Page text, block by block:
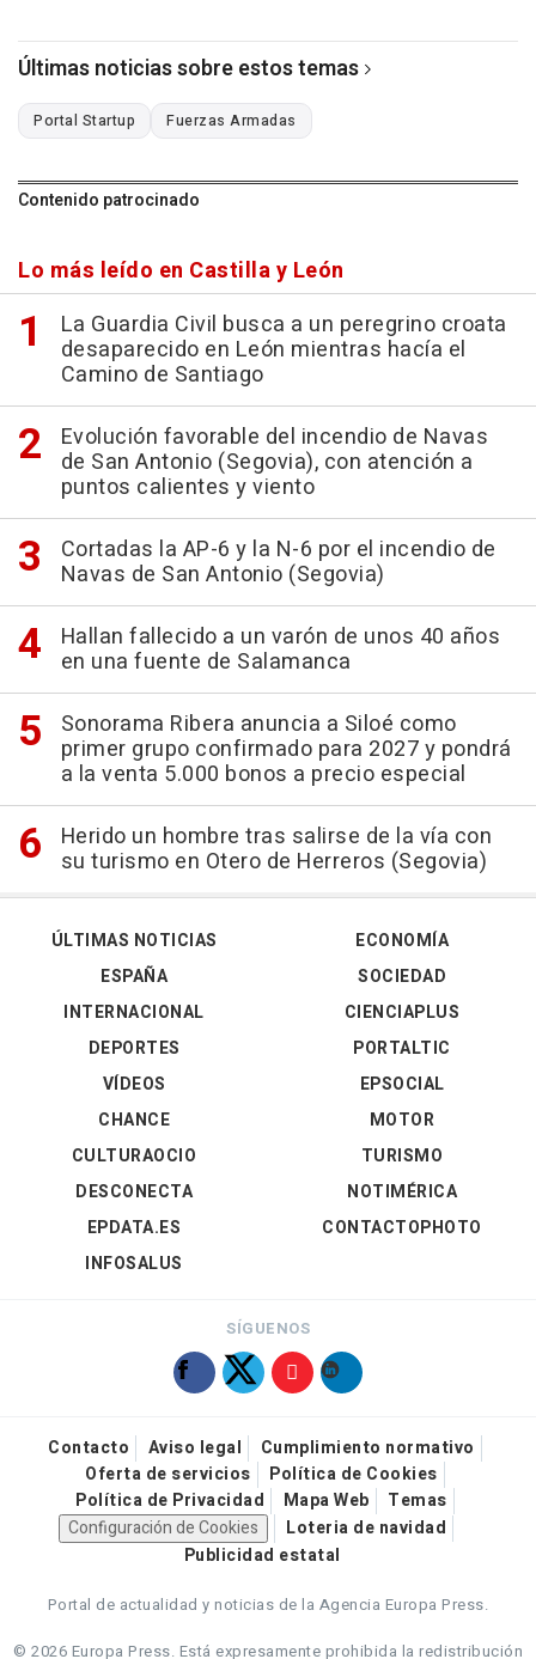
Últimas noticias sobre estos temas
Portal Startup Fuerzas Armadas
Contenido patrocinado
Lo más leído en Castilla y León
La Guardia Civil busca a un peregrino croata
desaparecido en León mientras hacía el
Camino de Santiago
Evolución favorable del incendio de Navas
de San Antonio (Segovia), con atención a
puntos calientes y viento
Cortadas la AP-6 y la N-6 por el incendio de
Navas de San Antonio (Segovia)
Hallan fallecido a un varón de unos 40 años
en una fuente de Salamanca
Sonorama Ribera anuncia a Siloé como
primer grupo confirmado para 2027 y pondrá
a la venta 5.000 bonos a precio especial
Herido un hombre tras salirse de la vía con
su turismo en Otero de Herreros (Segovia)
ÚLTIMAS NOTICIAS
ESPAÑA
INTERNACIONAL
DEPORTES
VÍDEOS
ECONOMÍA
SOCIEDAD
CIENCIAPLUS
PORTALTIC
EPSOCIAL
CHANCE
CULTURAOCIO
DESCONECTA
EPDATA.ES
INFOSALUS
MOTOR
TURISMO
NOTIMÉRICA
CONTACTOPHOTO
SÍGUENOS
Contacto Aviso legal
Cumplimiento normativo
Oferta de servicios
Política de Cookies
Política de Privacidad
Mapa Web
Temas
Configuración de Cookies
Loteria de navidad
Publicidad estatal
Portal de actualidad y noticias de la Agencia Europa Press.
© 2026 Europa Press. Está expresamente prohibida la redistribución